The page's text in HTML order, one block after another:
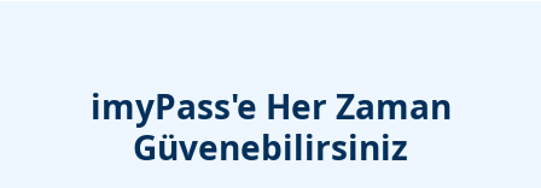
imyPass'e Her Zaman
Güvenebilirsiniz